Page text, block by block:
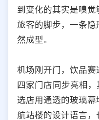
到变化的其实是嗅
旅客的脚步，一条
然成型。
机场刚开门，饮品
四家门店同步亮相
选店用通透的玻璃
航站楼的设计语言